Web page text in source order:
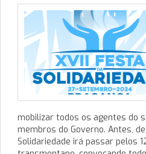
mobilizar todos os agentes do
membros do Governo. Antes,
Solidariedade irá passar pelos